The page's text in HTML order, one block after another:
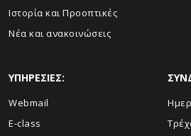
Ιστορία και Προοπτικές
Νέα και ανακοινώσεις
ΥΠΗΡΕΣΙΕΣ:
Webmail
E-class